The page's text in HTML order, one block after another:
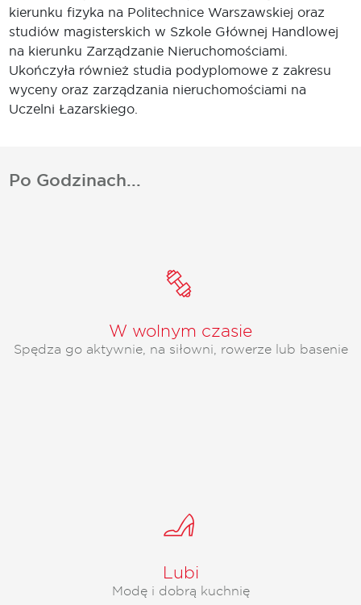
kierunku fizyka na Politechnice Warszawskiej oraz
studiów magisterskich w Szkole Głównej Handlowej
na kierunku Zarządzanie Nieruchomościami.
Ukończyła również studia podyplomowe z zakresu
wyceny oraz zarządzania nieruchomościami na
Uczelni Łazarskiego.
Po Godzinach...
Lubi
Modę i dobrą kuchnię
W wolnym czasie
Spędza go aktywnie, na siłowni, rowerze lub basenie